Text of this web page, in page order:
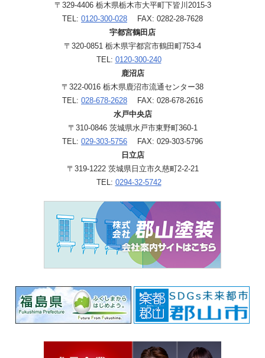
〒329-4406 栃木県栃木市大平町下皆川2015-3
TEL: 0120-300-028 FAX: 0282-28-7628
宇都宮鶴田店
〒320-0851 栃木県宇都宮市鶴田町753-4
TEL: 0120-300-240
鹿沼店
〒322-0016 栃木県鹿沼市流通センター38
TEL: 028-678-2628 FAX: 028-678-2616
水戸中央店
〒310-0846 茨城県水戸市東野町360-1
TEL: 029-303-5756 FAX: 029-303-5796
日立店
〒319-1222 茨城県日立市久慈町2-2-21
TEL: 0294-32-5742